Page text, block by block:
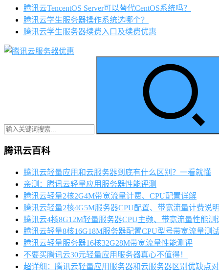
腾讯云TencentOS Server可以替代CentOS系统吗？
腾讯云学生服务器操作系统选哪个？
腾讯云学生服务器续费入口及续费优惠
腾讯云百科
腾讯云轻量应用和云服务器到底有什么区别？一看就懂
亲测：腾讯云轻量应用服务器性能评测
腾讯云轻量2核2G4M带宽流量计费、CPU配置详解
腾讯云轻量2核4G5M服务器CPU配置、带宽流量计费说
腾讯云4核8G12M轻量服务器CPU主频、带宽流量性能测
腾讯云轻量8核16G18M服务器配置CPU型号带宽流量测
腾讯云轻量服务器16核32G28M带宽流量性能测评
不要买腾讯云30元轻量应用服务器真心不值得！
超详细：腾讯云轻量应用服务器和云服务器区别优缺点